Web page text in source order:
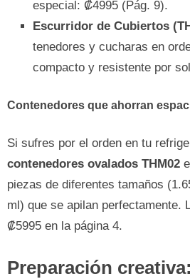
especial: ₡4995 (Pág. 9).
Escurridor de Cubiertos
tenedores y cucharas en
compacto y resistente por
Contenedores que ahorran
Si sufres por el orden en tu
contenedores ovalados THM02
piezas de diferentes tamaños
ml) que se apilan perfectamente.
₡5995 en la página 4.
Preparación